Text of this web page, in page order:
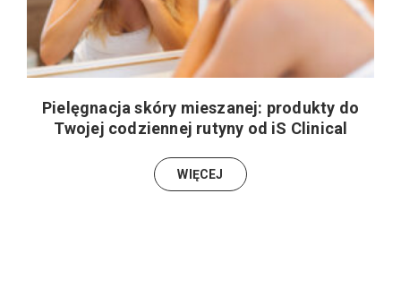
Pielęgnacja skóry mieszanej: produkty do
Twojej codziennej rutyny od iS Clinical
WIĘCEJ